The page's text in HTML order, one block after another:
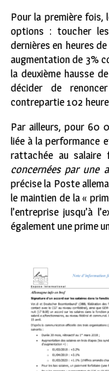
Pour la première
options : toucher
dernières en heures
augmentation de 3%
la deuxième hausse
décider de
contrepartie 102
Par ailleurs, pour 60
liée à la performance
rattachée au salaire
concernées par une
précise la Poste
le maintien de la «
l’entreprise jusqu’à
également une prime